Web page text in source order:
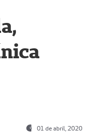
01 de abril, 2020